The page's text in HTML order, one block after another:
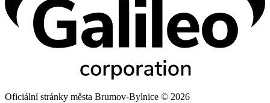
Oficiální stránky města Brumov-Bylnice © 2026